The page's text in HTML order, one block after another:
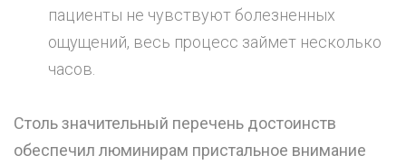
пациенты не чувствуют болезненных
ощущений, весь процесс займет несколько
часов.
Столь значительный перечень достоинств
обеспечил люминирам пристальное внимание